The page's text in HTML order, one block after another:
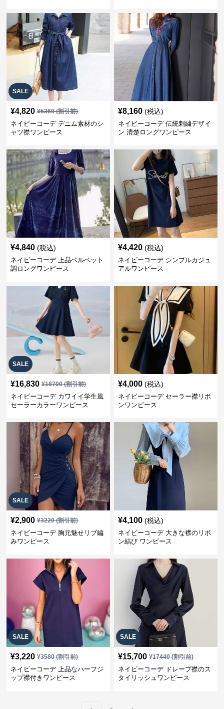
SALE
¥4,820 ¥5360(割引前)
ネイビーコーデ デニム素材のシ
ャツ襟ワンピース
¥8,160 (税込)
ネイビーコーデ 伝統刺繍デザイ
ン 清楚ロングワンピース
¥4,840 (税込)
ネイビーコーデ 上品ベルベット
調ロングワンピース
¥4,420 (税込)
ネイビーコーデ シンプルカジュ
アルワンピース
SALE
¥16,830 ¥18700(割引前)
ネイビーコーデ カワイイ学生風
セーラーカラーワンピース
¥4,000 (税込)
ネイビーコーデ セーラー襟リボ
ンワンピース
SALE
¥2,900 ¥3220(割引前)
ネイビーコーデ 胸元魅せリブ編
みワンピース
¥4,100 (税込)
ネイビーコーデ 大きな襟のリボ
ン結び ワンピース
SALE
¥3,220 ¥3580(割引前)
ネイビーコーデ 上品なハーフジ
ップ襟付きワンピース
SALE
¥15,700 ¥17440(割引前)
ネイビーコーデ ドレープ襟のス
タイリッシュワンピース